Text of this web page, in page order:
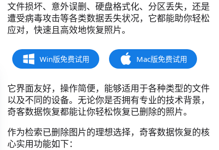
文件损坏、意外误删、硬盘格式化、分区丢失，还是
遭受病毒攻击等各类数据丢失状况，它都能助你轻松
应对，快速且高效地恢复照片。
Win版免费试用 Mac版免费试用
它界面友好，操作简便，能够适用于各种类型的文件
以及不同的设备。无论你是否拥有专业的技术背景，
奇客数据恢复都能让你轻松恢复已删除的照片。
作为检索已删除图片的理想选择，奇客数据恢复的核
心实用功能如下：